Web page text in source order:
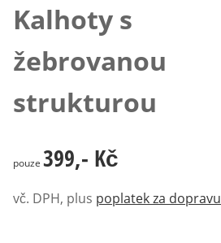
Kalhoty s
žebrovanou
strukturou
399,- Kč
pouze 399,- Kč
vč. DPH, plus poplatek za dopravu